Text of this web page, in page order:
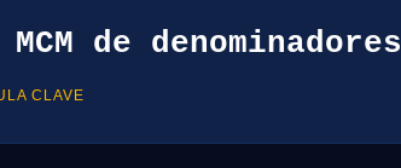
de denominadores
CLAVE